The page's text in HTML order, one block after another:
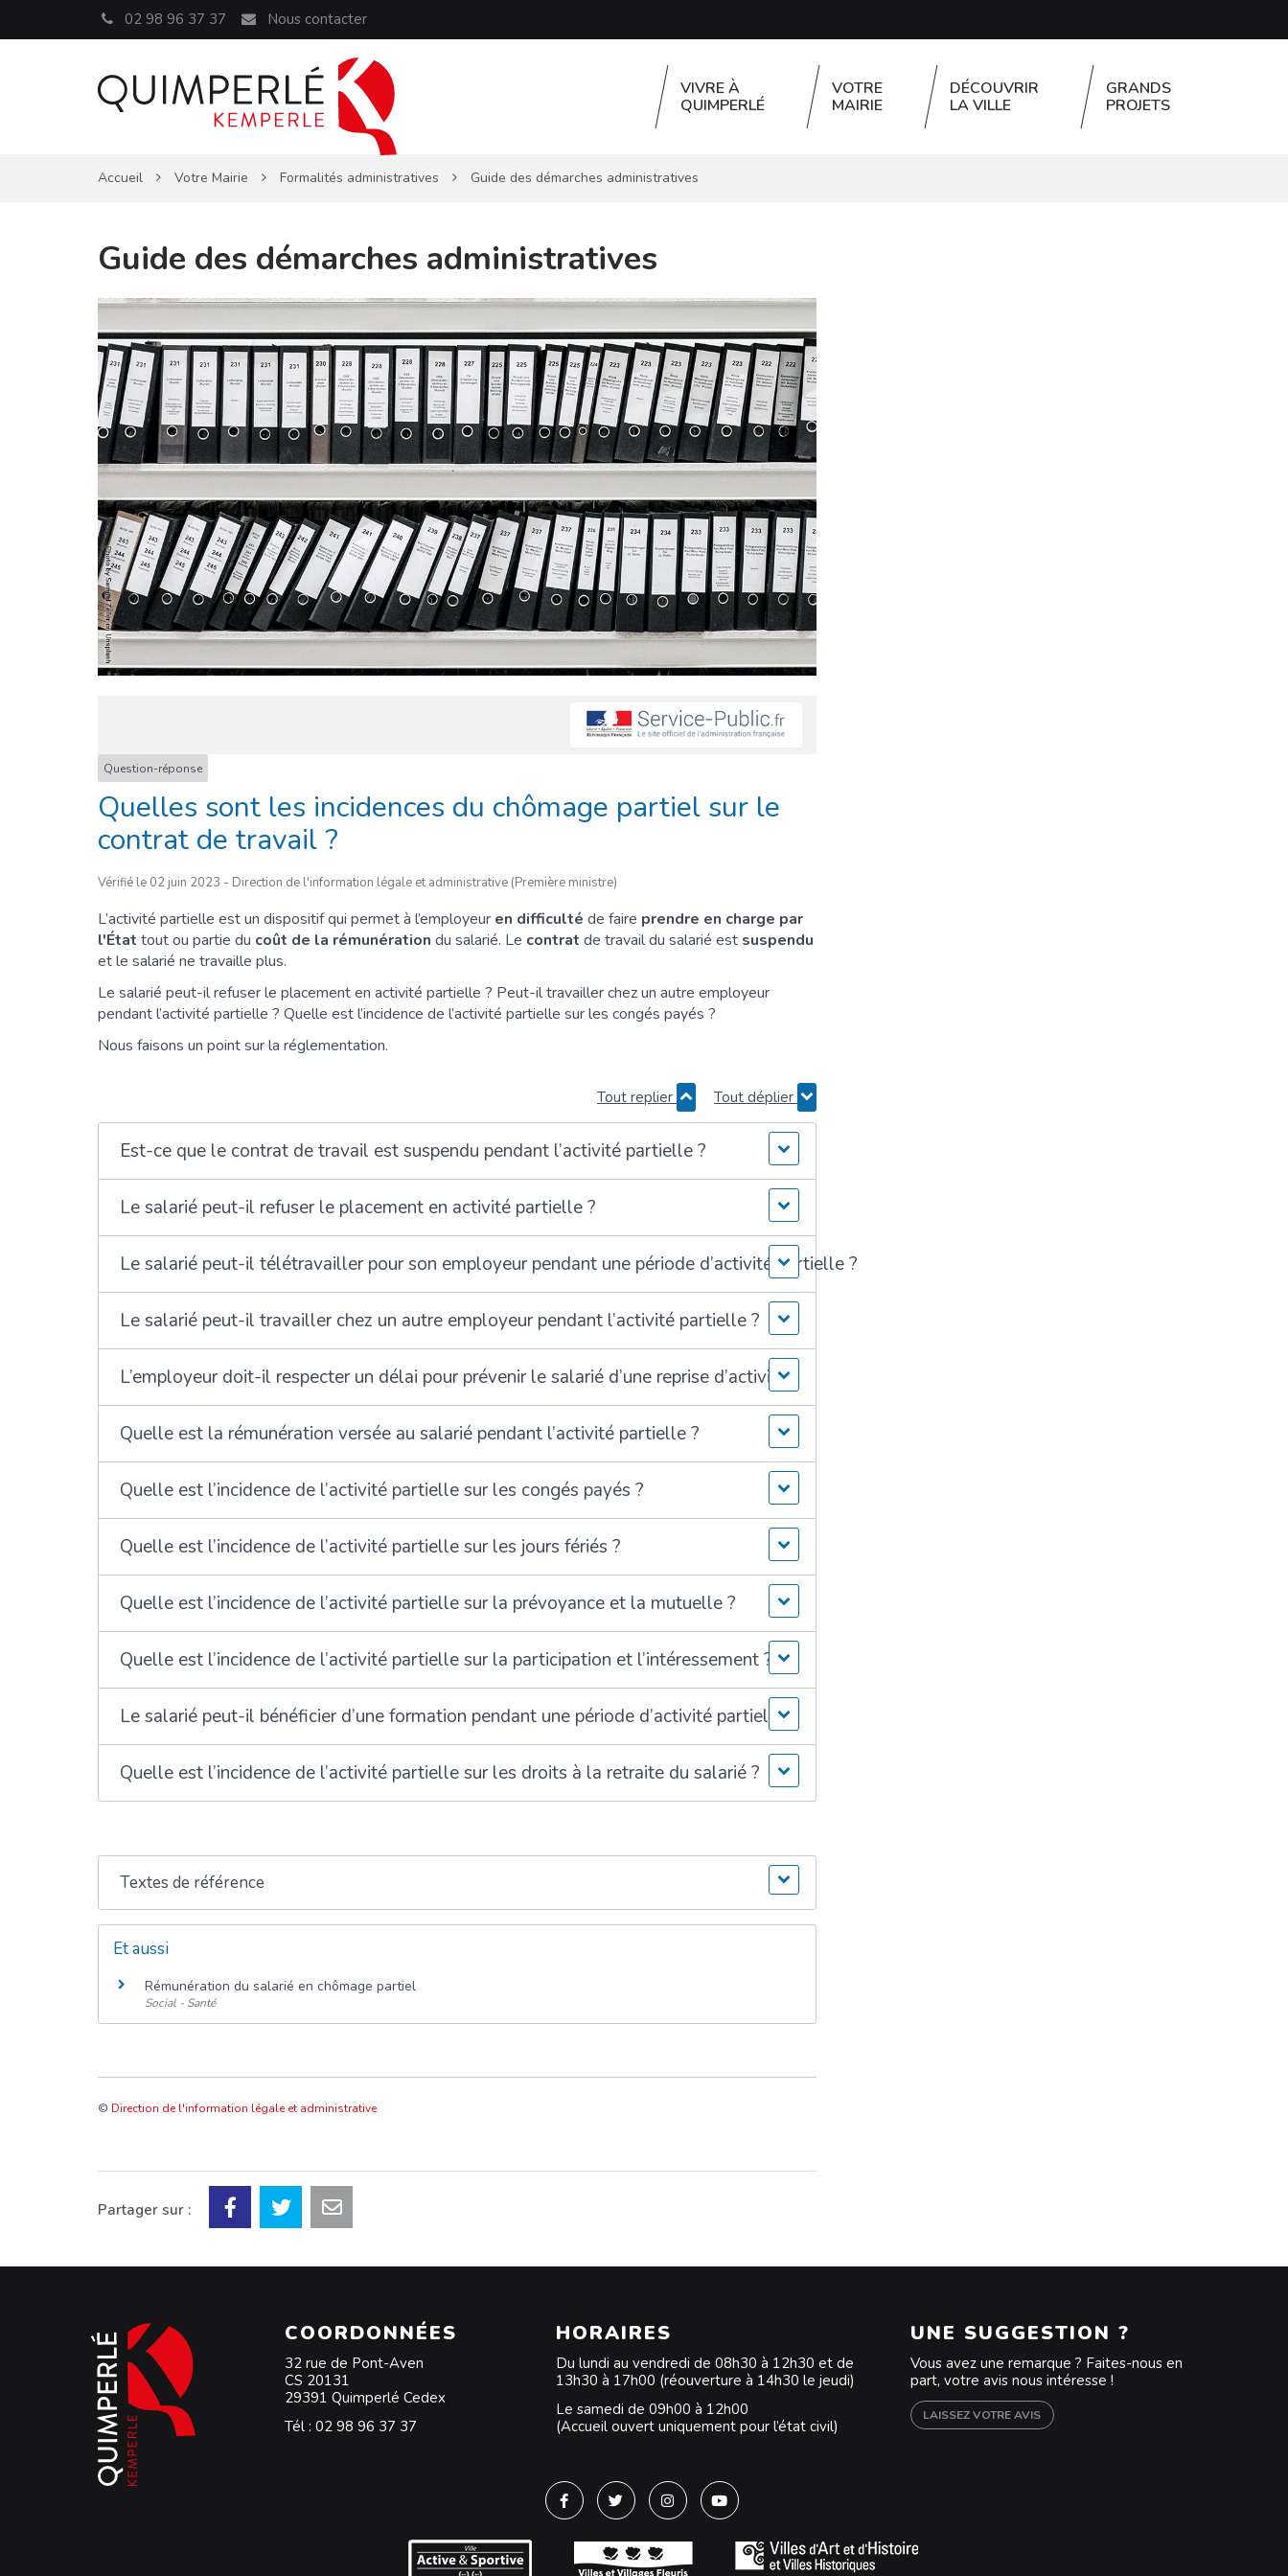
02 98 96 37 37 Nous contacter
VIVRE À
QUIMPERLÉ
VOTRE
MAIRIE
DÉCOUVRIR
LA VILLE
GRANDS
PROJETS
Accueil Votre Mairie Formalités administratives Guide des démarches administratives
Guide des démarches administratives
Question-réponse
Quelles sont les incidences du chômage partiel sur le
contrat de travail ?
Vérifié le 02 juin 2023 - Direction de l'information légale et administrative (Première ministre)
L’activité partielle est un dispositif qui permet à l’employeur en difficulté de faire prendre en charge par
l'État tout ou partie du coût de la rémunération du salarié. Le contrat de travail du salarié est suspendu
et le salarié ne travaille plus.
Le salarié peut-il refuser le placement en activité partielle ? Peut-il travailler chez un autre employeur
pendant l’activité partielle ? Quelle est l’incidence de l’activité partielle sur les congés payés ?
Nous faisons un point sur la réglementation.
Tout replier Tout déplier
Est-ce que le contrat de travail est suspendu pendant l’activité partielle ?
Le salarié peut-il refuser le placement en activité partielle ?
Le salarié peut-il télétravailler pour son employeur pendant une période d’activité partielle ?
Le salarié peut-il travailler chez un autre employeur pendant l’activité partielle ?
L’employeur doit-il respecter un délai pour prévenir le salarié d’une reprise d’activité ?
Quelle est la rémunération versée au salarié pendant l’activité partielle ?
Quelle est l’incidence de l’activité partielle sur les congés payés ?
Quelle est l’incidence de l’activité partielle sur les jours fériés ?
Quelle est l’incidence de l’activité partielle sur la prévoyance et la mutuelle ?
Quelle est l’incidence de l’activité partielle sur la participation et l’intéressement ?
Le salarié peut-il bénéficier d’une formation pendant une période d’activité partielle ?
Quelle est l’incidence de l’activité partielle sur les droits à la retraite du salarié ?
Textes de référence
Et aussi
Rémunération du salarié en chômage partiel
Social - Santé
© Direction de l'information légale et administrative
Partager sur :
COORDONNÉES
32 rue de Pont-Aven
CS 20131
29391 Quimperlé Cedex
Tél : 02 98 96 37 37
HORAIRES
Du lundi au vendredi de 08h30 à 12h30 et de
13h30 à 17h00 (réouverture à 14h30 le jeudi)
Le samedi de 09h00 à 12h00
(Accueil ouvert uniquement pour l’état civil)
UNE SUGGESTION ?
Vous avez une remarque ? Faites-nous en
part, votre avis nous intéresse !
LAISSEZ VOTRE AVIS
Lien vers le compte Facebook
Lien vers le compte Twitter
Lien vers le compte Instagram
Lien vers la chaîne Youtube